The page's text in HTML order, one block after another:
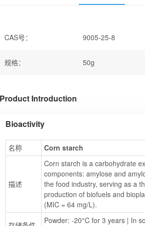
CAS号： 9005-25-8
规格： 50g
Product Introduction
Bioactivity
名称 Corn starch
描述
Corn starch is a carbohydrate
components: amylose and
the food industry, serving as a
production of biofuels and
(MIC = 64 mg/L).
Powder: -20°C for 3 years | In